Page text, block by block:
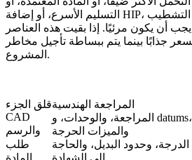
التسليم الأسرع، أو إضافة HIP، أو فحص إضافي، أو التشطيب
يجب أن يكون مرئيًا. إذا بقيت هذه العناصر
جذابًا بينما يتم ببساطة تأجيل مخاطر
المشروع.
قلق الجزءالمراجعة الهندسية
CAD
والرسم
المراجعة، والوحدات، و datums،
والميزات الحرجة
طلب
المادة
الدرجة، وحدود البديل، والحاجة
إلى الشهادة